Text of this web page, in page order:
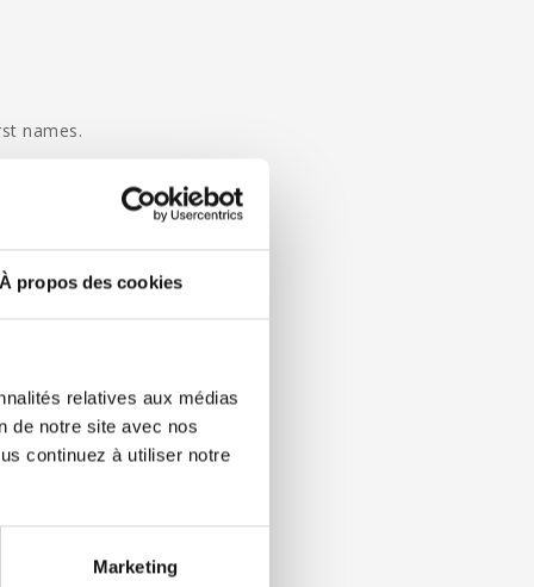
À propos des cookies
relatives aux médias
de notre site avec nos
continuez à utiliser notre
Marketing
names.